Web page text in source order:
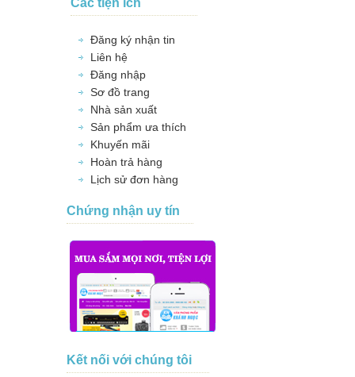
Các tiện ích
Đăng ký nhận tin
Liên hệ
Đăng nhập
Sơ đồ trang
Nhà sản xuất
Sản phẩm ưa thích
Khuyến mãi
Hoàn trả hàng
Lịch sử đơn hàng
Chứng nhận uy tín
Kết nối với chúng tôi